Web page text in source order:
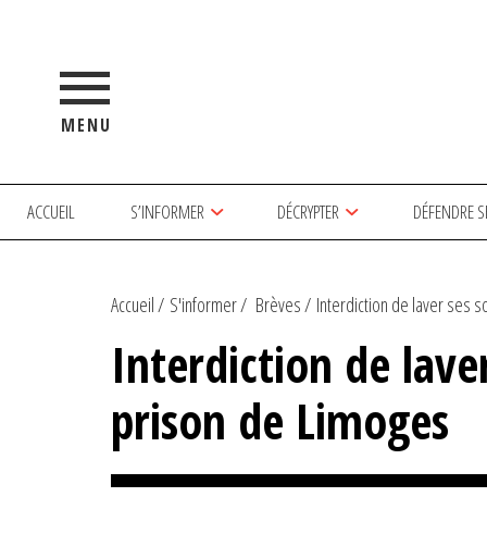
MENU
ACCUEIL S’INFORMER DÉCRYPTER DÉFENDRE
Accueil S'informer Brèves Interdiction de laver ses
Interdiction de
prison de Limoges